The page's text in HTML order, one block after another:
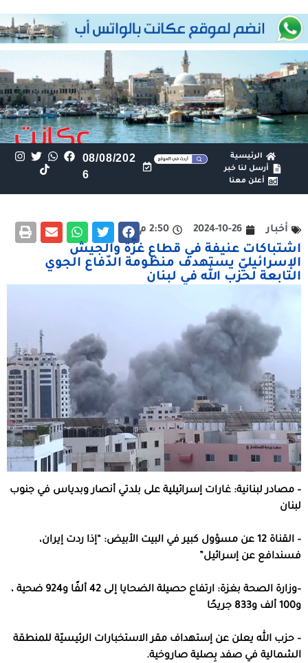
الرئيسية
أرسل لنا خبر
أعلن معنا
08/08/202
6
أخبار 2024-10-26 2:50 م
اشتباكات عنيفة في قطاع غزّة والجيش
الإسرائيليّ يستهدف منظومة الدّفاع الجوي
التابعة لحزب الله في لبنان
– مصادر لبنانية: غارات إسرائيلية على بلدتي أنصار وبدياس في جنوب
لبنان
–
القناة 12 عن مسؤول كبير في البيت الأبيض: “إذا ردت إيران،
فسندافع عن إسرائيل”
–
وزارة الصحة بغزة: ارتفاع حصيلة الضحايا إلى 42 ألفًا و924 ضحية ،
و100 ألف و833 جريحًا
– حزب الله يعلن عن إستهداف مقر ‏الاستخبارات الرئيسيّة للمنطقة
الشمالية في صفد بِصلية صاروخية.‏